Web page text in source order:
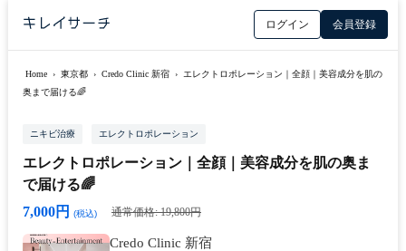
ログイン 会員登録
Home › 東京都 › Credo Clinic 新宿 ›
エレクトロポレーション｜全顔｜美容成分を肌の
奥まで届ける🌈
ニキビ治療 エレクトロポレーション
エレクトロポレーション｜全顔｜美容成分を肌の奥ま
で届ける🌈
7,000円
(税込) 通常価格: 19,800円
Credo Clinic 新宿